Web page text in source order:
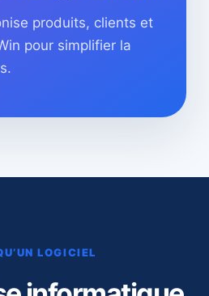
produits, clients et
pour simplifier la
LOGICIEL